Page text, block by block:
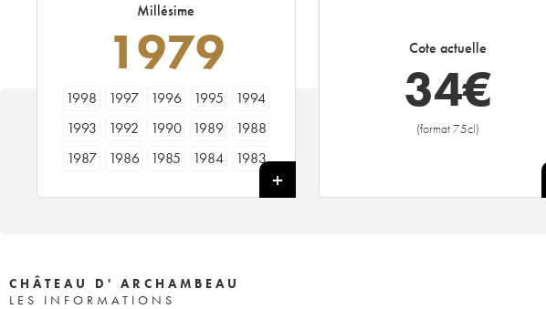
Millésime
1979
1998 1997 1996 1995
1994
1993
1992 1990 1989
1988
1987
1986 1985 1984
1983
Cote actuelle
34€
(format 75cl)
CHÂTEAU D' ARCHAMBEAU
LES INFORMATIONS